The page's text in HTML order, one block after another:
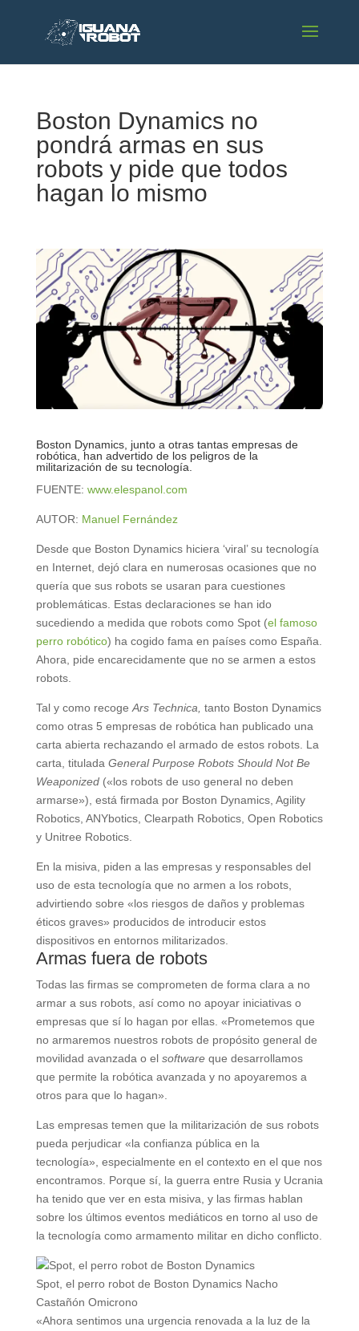
Boston Dynamics no
pondrá armas en sus
robots y pide que todos
hagan lo mismo
Boston Dynamics, junto a otras tantas empresas de
robótica, han advertido de los peligros de la
militarización de su tecnología.
FUENTE: www.elespanol.com
AUTOR: Manuel Fernández
Desde que Boston Dynamics hiciera ‘viral’ su tecnología
en Internet, dejó clara en numerosas ocasiones que no
quería que sus robots se usaran para cuestiones
problemáticas. Estas declaraciones se han ido
sucediendo a medida que robots como Spot (el famoso
perro robótico) ha cogido fama en países como España.
Ahora, pide encarecidamente que no se armen a estos
robots.
Tal y como recoge Ars Technica, tanto Boston Dynamics
como otras 5 empresas de robótica han publicado una
carta abierta rechazando el armado de estos robots. La
carta, titulada General Purpose Robots Should Not Be
Weaponized («los robots de uso general no deben
armarse»), está firmada por Boston Dynamics, Agility
Robotics, ANYbotics, Clearpath Robotics, Open Robotics
y Unitree Robotics.
En la misiva, piden a las empresas y responsables del
uso de esta tecnología que no armen a los robots,
advirtiendo sobre «los riesgos de daños y problemas
éticos graves» producidos de introducir estos
dispositivos en entornos militarizados.
Armas fuera de robots
Todas las firmas se comprometen de forma clara a no
armar a sus robots, así como no apoyar iniciativas o
empresas que sí lo hagan por ellas. «Prometemos que
no armaremos nuestros robots de propósito general de
movilidad avanzada o el software que desarrollamos
que permite la robótica avanzada y no apoyaremos a
otros para que lo hagan».
Las empresas temen que la militarización de sus robots
pueda perjudicar «la confianza pública en la
tecnología», especialmente en el contexto en el que nos
encontramos. Porque sí, la guerra entre Rusia y Ucrania
ha tenido que ver en esta misiva, y las firmas hablan
sobre los últimos eventos mediáticos en torno al uso de
la tecnología como armamento militar en dicho conflicto.
Spot, el perro robot de Boston Dynamics Nacho
Castañón Omicrono
«Ahora sentimos una urgencia renovada a la luz de la